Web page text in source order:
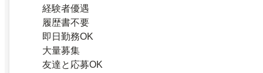
経験者優遇
履歴書不要
即日勤務OK
大量募集
友達と応募OK